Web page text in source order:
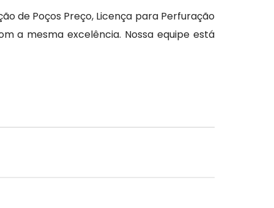
de Poços Preço, Licença para Perfuração
a mesma excelência. Nossa equipe está